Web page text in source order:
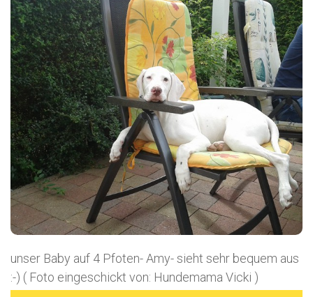
unser Baby auf 4 Pfoten- Amy- sieht sehr bequem aus
:-) ( Foto eingeschickt von: Hundemama Vicki )